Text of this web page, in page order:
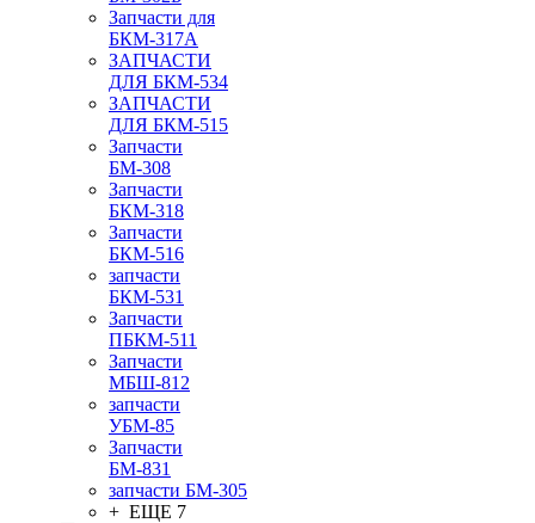
Запчасти для
БКМ-317А
ЗАПЧАСТИ
ДЛЯ БКМ-534
ЗАПЧАСТИ
ДЛЯ БКМ-515
Запчасти
БМ-308
Запчасти
БКМ-318
Запчасти
БКМ-516
запчасти
БКМ-531
Запчасти
ПБКМ-511
Запчасти
МБШ-812
запчасти
УБМ-85
Запчасти
БМ-831
запчасти БМ-305
+ ЕЩЕ 7